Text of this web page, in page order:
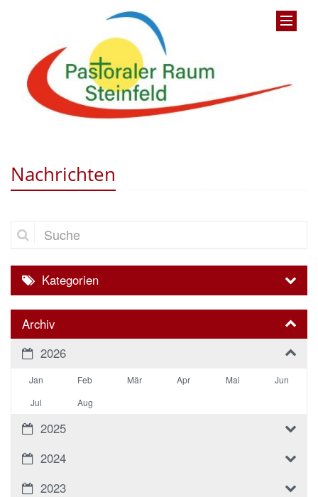
Nachrichten
Suche
Kategorien
Archiv
2026
Jan Feb Mär Apr Mai
Jun
Jul
Aug
2025
2024
2023